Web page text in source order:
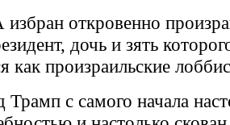
откровенно
дочь и зять
как произраильские
с самого начала